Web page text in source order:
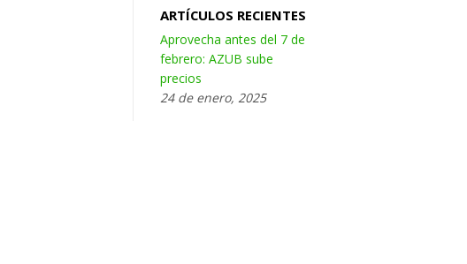
ARTÍCULOS RECIENTES
Aprovecha antes del 7 de
febrero: AZUB sube
precios
24 de enero, 2025